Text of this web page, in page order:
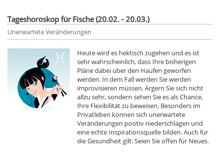
Tageshoroskop für Fische (20.02. - 20.03.)
Unerwartete Veränderungen
Heute wird es hektisch zugehen und es ist
sehr wahrscheinlich, dass Ihre bisherigen
Pläne dabei über den Haufen geworfen
werden. In dem Fall werden Sie werden
improvisieren müssen. Ärgern Sie sich nicht
allzu sehr, sondern sehen Sie es als Chance,
Ihre Flexibilität zu beweisen. Besonders im
Privatleben können sich unerwartete
Veränderungen positiv niederschlagen und
eine echte Inspirationsquelle bilden. Auch für
die Gesundheit gilt: Seien Sie offen für Neues.